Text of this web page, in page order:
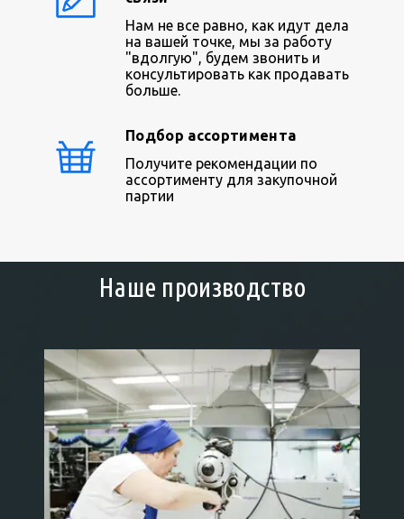
Нам не все равно, как идут дела
на вашей точке, мы за работу
"вдолгую", будем звонить и
консультировать как продавать
больше.
Подбор ассортимента
Получите рекомендации по
ассортименту для закупочной
партии
Наше производство